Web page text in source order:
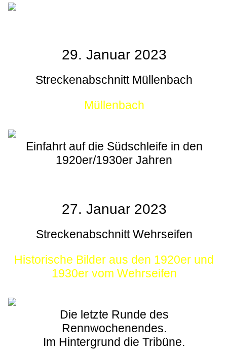
29. Januar 2023
Streckenabschnitt Müllenbach
Müllenbach
Einfahrt auf die Südschleife in den
1920er/1930er Jahren
27. Januar 2023
Streckenabschnitt Wehrseifen
Historische Bilder aus den 1920er und
1930er vom Wehrseifen
Die letzte Runde des
Rennwochenendes.
Im Hintergrund die Tribüne.